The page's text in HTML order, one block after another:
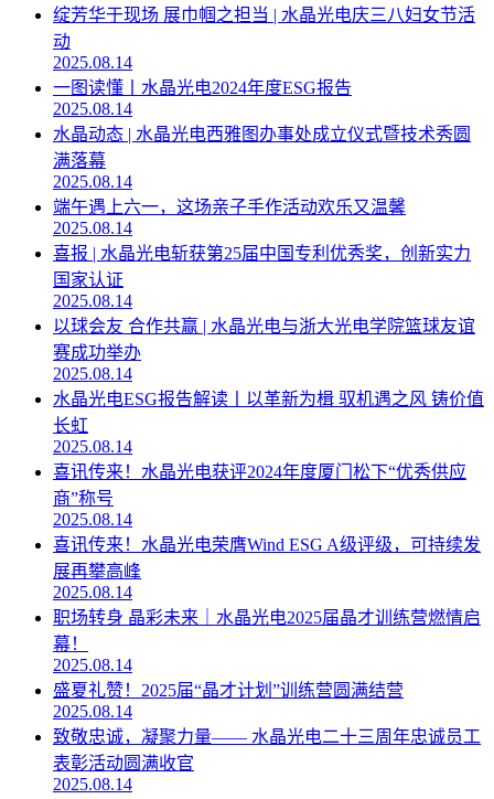
绽芳华于现场 展巾帼之担当 | 水晶光电庆三八妇女节活
动
2025.08.14
一图读懂丨水晶光电2024年度ESG报告
2025.08.14
水晶动态 | 水晶光电西雅图办事处成立仪式暨技术秀圆
满落幕
2025.08.14
端午遇上六一，这场亲子手作活动欢乐又温馨
2025.08.14
喜报 | 水晶光电斩获第25届中国专利优秀奖，创新实力
国家认证
2025.08.14
以球会友 合作共赢 | 水晶光电与浙大光电学院篮球友谊
赛成功举办
2025.08.14
水晶光电ESG报告解读丨以革新为楫 驭机遇之风 铸价值
长虹
2025.08.14
喜讯传来！水晶光电获评2024年度厦门松下“优秀供应
商”称号
2025.08.14
喜讯传来！水晶光电荣膺Wind ESG A级评级，可持续发
展再攀高峰
2025.08.14
职场转身 晶彩未来｜水晶光电2025届晶才训练营燃情启
幕！
2025.08.14
盛夏礼赞！2025届“晶才计划”训练营圆满结营
2025.08.14
致敬忠诚，凝聚力量—— 水晶光电二十三周年忠诚员工
表彰活动圆满收官
2025.08.14